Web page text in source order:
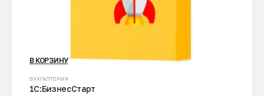
В КОРЗИНУ
БУХГАЛТЕРИЯ
1С:БизнесСтарт